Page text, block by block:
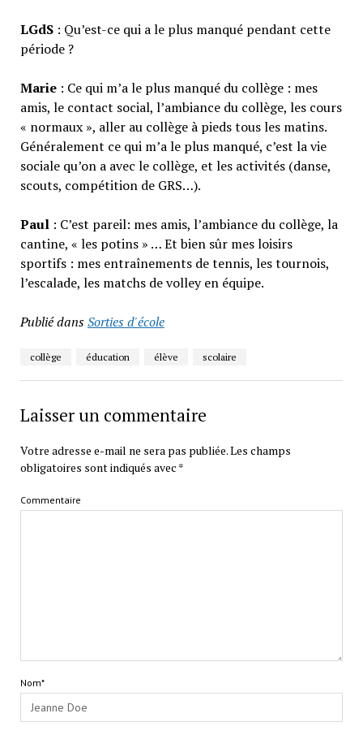
LGdS : Qu’est-ce qui a le plus manqué pendant cette
période ?
Marie : Ce qui m’a le plus manqué du collège : mes
amis, le contact social, l’ambiance du collège, les cours
« normaux », aller au collège à pieds tous les matins.
Généralement ce qui m’a le plus manqué, c’est la vie
sociale qu’on a avec le collège, et les activités (danse,
scouts, compétition de GRS…).
Paul : C’est pareil: mes amis, l’ambiance du collège, la
cantine, « les potins » … Et bien sûr mes loisirs
sportifs : mes entraînements de tennis, les tournois,
l’escalade, les matchs de volley en équipe.
Publié dansSorties d'école
collège éducation élève scolaire
Laisser un commentaire
Votre adresse e-mail ne sera pas publiée.Les champs
obligatoires sont indiqués avec *
Commentaire
Nom*